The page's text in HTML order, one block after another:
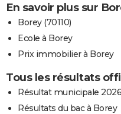
En savoir plus sur
Borey (70110)
Ecole à Borey
Prix immobilier à Borey
Tous les résultats
Résultat municipale
Résultats du bac à Borey